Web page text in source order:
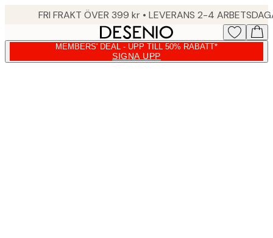
FRI FRAKT ÖVER 399 kr • LEVERANS 2-4
MEMBERS' DEAL - UPP TILL 50% RABATT*
SIGNA UPP